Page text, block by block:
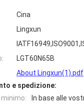
Cina
Lingxun
LGT60N65B
About Lingxun(1).pdf
e spedizione:
In base alle